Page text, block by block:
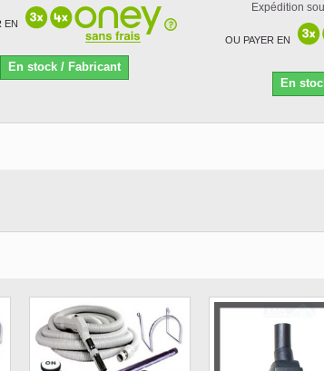
EN
En stock / Fabricant
Expédition
OU PAYER EN
En